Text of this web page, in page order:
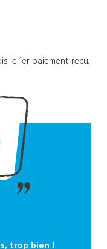
le 1er paiement reçu.
trop bien !